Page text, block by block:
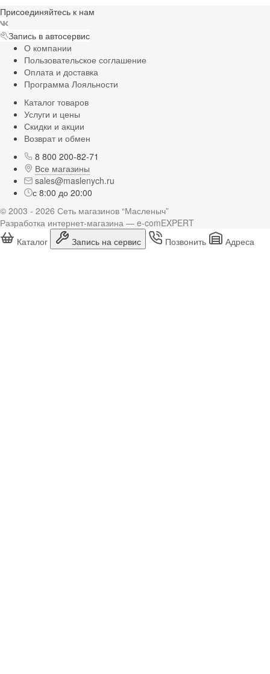
Присоединяйтесь к нам
Запись в автосервис
О компании
Пользовательское соглашение
Оплата и доставка
Программа Лояльности
Каталог товаров
Услуги и цены
Скидки и акции
Возврат и обмен
8 800 200-82-71
Все магазины
sales@maslenych.ru
с 8:00 до 20:00
© 2003 - 2026 Сеть магазинов “Масленыч”
Разработка интернет-магазина — e-comEXPERT
Каталог
Запись на сервис Позвонить Адреса